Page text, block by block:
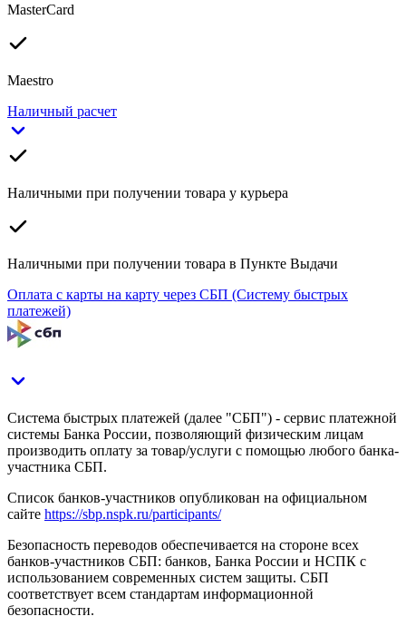
MasterCard
Maestro
Наличный расчет
Наличными при получении товара у курьера
Наличными при получении товара в Пункте Выдачи
Оплата с карты на карту через СБП (Систему быстрых
платежей)
Система быстрых платежей (далее "СБП") - сервис платежной
системы Банка России, позволяющий физическим лицам
производить оплату за товар/услуги с помощью любого банка-
участника СБП.
Список банков-участников опубликован на официальном
сайте https://sbp.nspk.ru/participants/
Безопасность переводов обеспечивается на стороне всех
банков-участников СБП: банков, Банка России и НСПК с
использованием современных систем защиты. СБП
соответствует всем стандартам информационной
безопасности.